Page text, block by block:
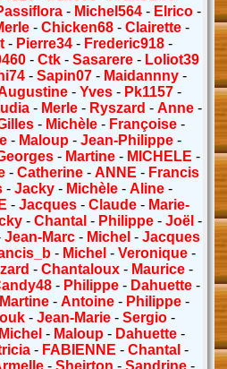
- Michel564- Elrico-
-Chicken68 -Clairette -
- Pierre34- Frederic918-
- Ctk- Sasarere- Loliot39
-Sapin07 - Maidannny -
- Yves- Pk1157-
- Merle- Ryszard - Anne-
- Michèle - Françoise -
- Maloup- Jean-Philippe-
- Martine- MICHELE -
-Catherine -ANNE - Francis
-Jacky - Michèle -Aline -
-Jacques -Claude - Marie-
- Chantal - Philippe- Joël -
Jean-Marc - Michel -Jacques
- Michel - Veronique-
-Chantaloux - Maurice -
- Philippe- Dahuette-
Martine -Antoine - Philippe -
- Jean-Marie- Sergio-
Michel - Maloup- Dahuette-
- FABIENNE -Chantal -
-Sheirton -Sandrine -